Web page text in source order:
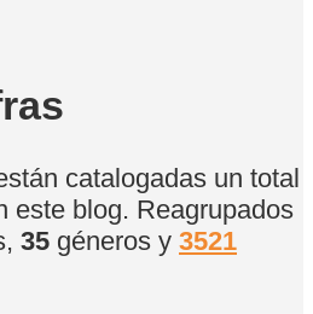
catalogadas un total
este blog. Reagrupados
35 géneros y 3521